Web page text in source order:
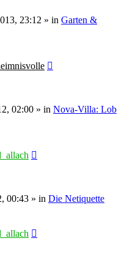
23:12 » in Garten &
02:00 » in Nova-Villa: Lob
00:43 » in Die Netiquette